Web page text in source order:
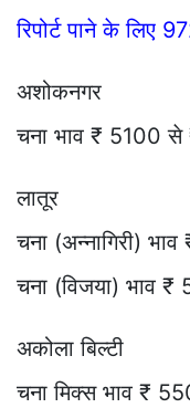
रिपोर्ट पाने के लिए
अशोकनगर
चना भाव ₹ 5100
लातूर
चना (अन्नागिरी)
चना (विजया) भाव
अकोला बिल्टी
चना मिक्स भाव ₹